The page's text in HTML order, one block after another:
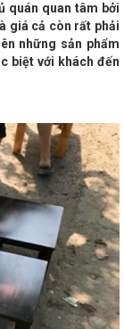
quán quan tâm bởi
giá cả còn rất phải
những sản phẩm
biệt với khách đến